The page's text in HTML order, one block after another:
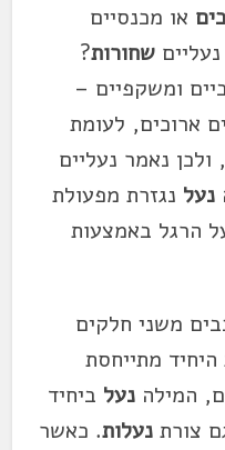
או מכנסיים
נעלייםשחורות?
ומשקפיים –
ארוכים, לעומת
נאמר נעליים
נעל נגזרת מפעולת
הרגל באמצעות
משני חלקים
מתייחסת
המילהנעל ביחיד
צורתנעלות. כאשר